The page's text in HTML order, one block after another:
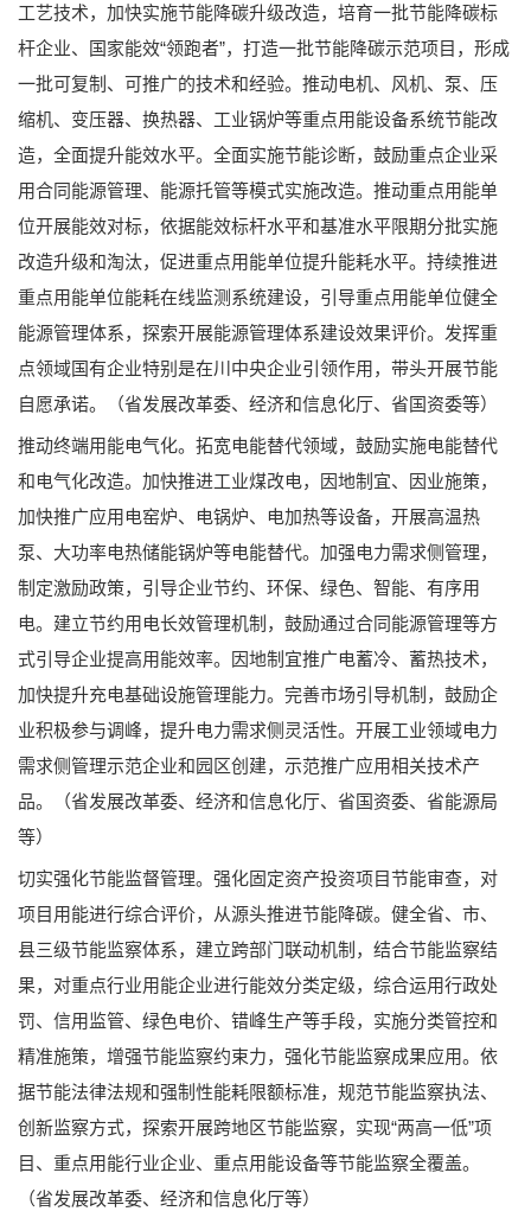
工艺技术，加快实施节能降碳升级改造，培育一批节能降碳标
杆企业、国家能效“领跑者”，打造一批节能降碳示范项目，形成
一批可复制、可推广的技术和经验。推动电机、风机、泵、压
缩机、变压器、换热器、工业锅炉等重点用能设备系统节能改
造，全面提升能效水平。全面实施节能诊断，鼓励重点企业采
用合同能源管理、能源托管等模式实施改造。推动重点用能单
位开展能效对标，依据能效标杆水平和基准水平限期分批实施
改造升级和淘汰，促进重点用能单位提升能耗水平。持续推进
重点用能单位能耗在线监测系统建设，引导重点用能单位健全
能源管理体系，探索开展能源管理体系建设效果评价。发挥重
点领域国有企业特别是在川中央企业引领作用，带头开展节能
自愿承诺。（省发展改革委、经济和信息化厅、省国资委等）
推动终端用能电气化。拓宽电能替代领域，鼓励实施电能替代
和电气化改造。加快推进工业煤改电，因地制宜、因业施策，
加快推广应用电窑炉、电锅炉、电加热等设备，开展高温热
泵、大功率电热储能锅炉等电能替代。加强电力需求侧管理，
制定激励政策，引导企业节约、环保、绿色、智能、有序用
电。建立节约用电长效管理机制，鼓励通过合同能源管理等方
式引导企业提高用能效率。因地制宜推广电蓄冷、蓄热技术，
加快提升充电基础设施管理能力。完善市场引导机制，鼓励企
业积极参与调峰，提升电力需求侧灵活性。开展工业领域电力
需求侧管理示范企业和园区创建，示范推广应用相关技术产
品。（省发展改革委、经济和信息化厅、省国资委、省能源局
等）
切实强化节能监督管理。强化固定资产投资项目节能审查，对
项目用能进行综合评价，从源头推进节能降碳。健全省、市、
县三级节能监察体系，建立跨部门联动机制，结合节能监察结
果，对重点行业用能企业进行能效分类定级，综合运用行政处
罚、信用监管、绿色电价、错峰生产等手段，实施分类管控和
精准施策，增强节能监察约束力，强化节能监察成果应用。依
据节能法律法规和强制性能耗限额标准，规范节能监察执法、
创新监察方式，探索开展跨地区节能监察，实现“两高一低”项
目、重点用能行业企业、重点用能设备等节能监察全覆盖。
（省发展改革委、经济和信息化厅等）